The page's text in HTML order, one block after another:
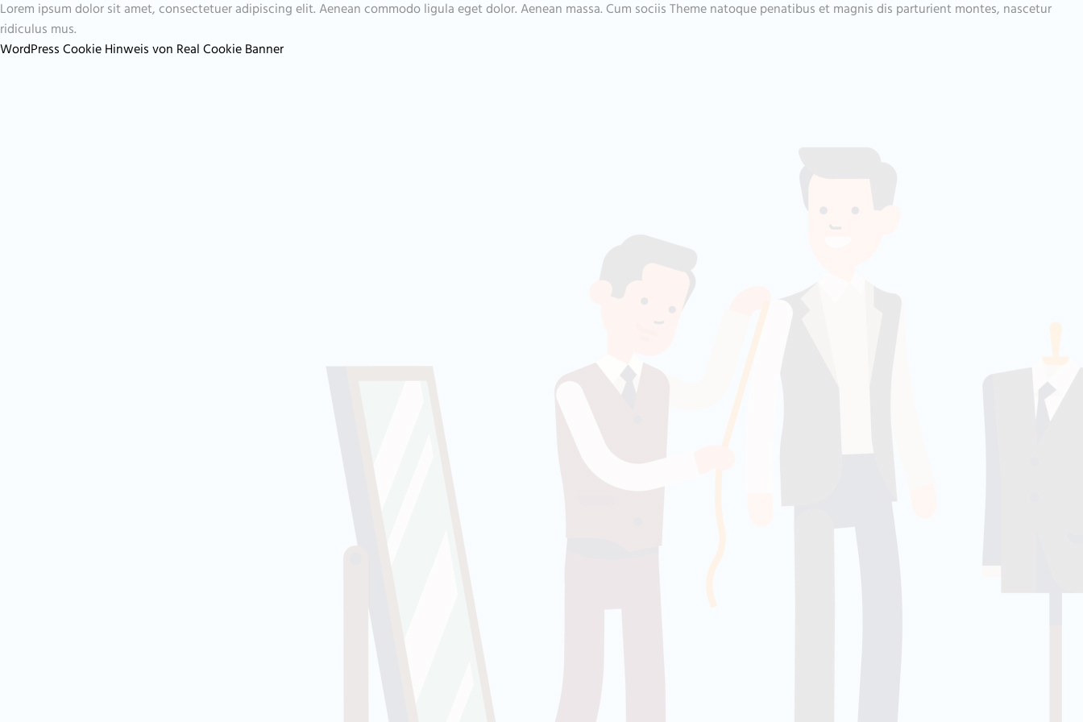
Lorem ipsum dolor sit amet, consectetuer adipiscing elit. Aenean commodo ligula eget dolor. Aenean massa. Cum sociis Theme natoque penatibus et magnis dis parturient montes, nascetur
ridiculus mus.
WordPress Cookie Hinweis von Real Cookie Banner